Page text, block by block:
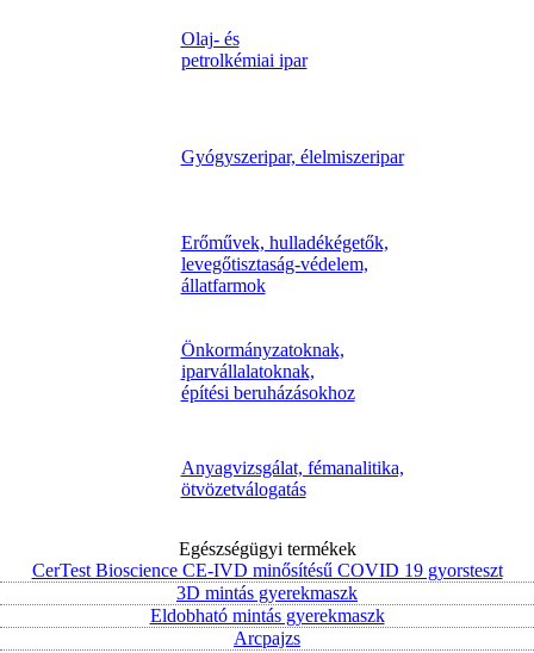
Olaj- és
petrolkémiai ipar
Gyógyszeripar, élelmiszeripar
Erőművek, hulladékégetők,
levegőtisztaság-védelem,
állatfarmok
Önkormányzatoknak,
iparvállalatoknak,
építési beruházásokhoz
Anyagvizsgálat, fémanalitika,
ötvözetválogatás
Egészségügyi termékek
CerTest Bioscience CE-IVD minősítésű COVID 19 gyorsteszt
3D mintás gyerekmaszk
Eldobható mintás gyerekmaszk
Arcpajzs